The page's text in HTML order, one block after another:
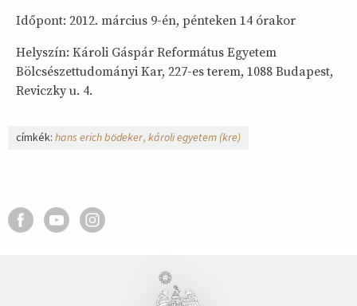
Időpont: 2012. március 9-én, pénteken 14 órakor
Helyszín: Károli Gáspár Református Egyetem
Bölcsészettudományi Kar, 227-es terem, 1088 Budapest,
Reviczky u. 4.
címkék: hans erich bödeker károli egyetem (kre)